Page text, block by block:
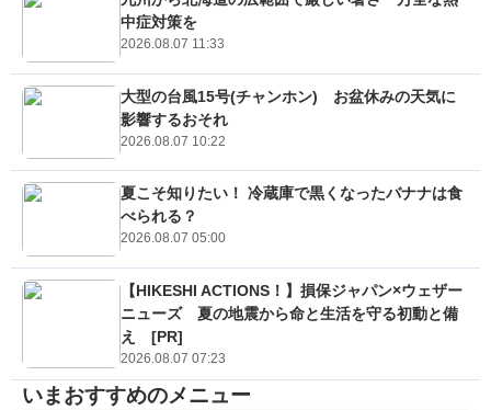
中症対策を
2026.08.07 11:33
大型の台風15号(チャンホン) お盆休みの天気に
影響するおそれ
2026.08.07 10:22
夏こそ知りたい！ 冷蔵庫で黒くなったバナナは食
べられる？
2026.08.07 05:00
【HIKESHI ACTIONS！】損保ジャパン×ウェザー
ニューズ 夏の地震から命と生活を守る初動と備
え [PR]
2026.08.07 07:23
いまおすすめのメニュー